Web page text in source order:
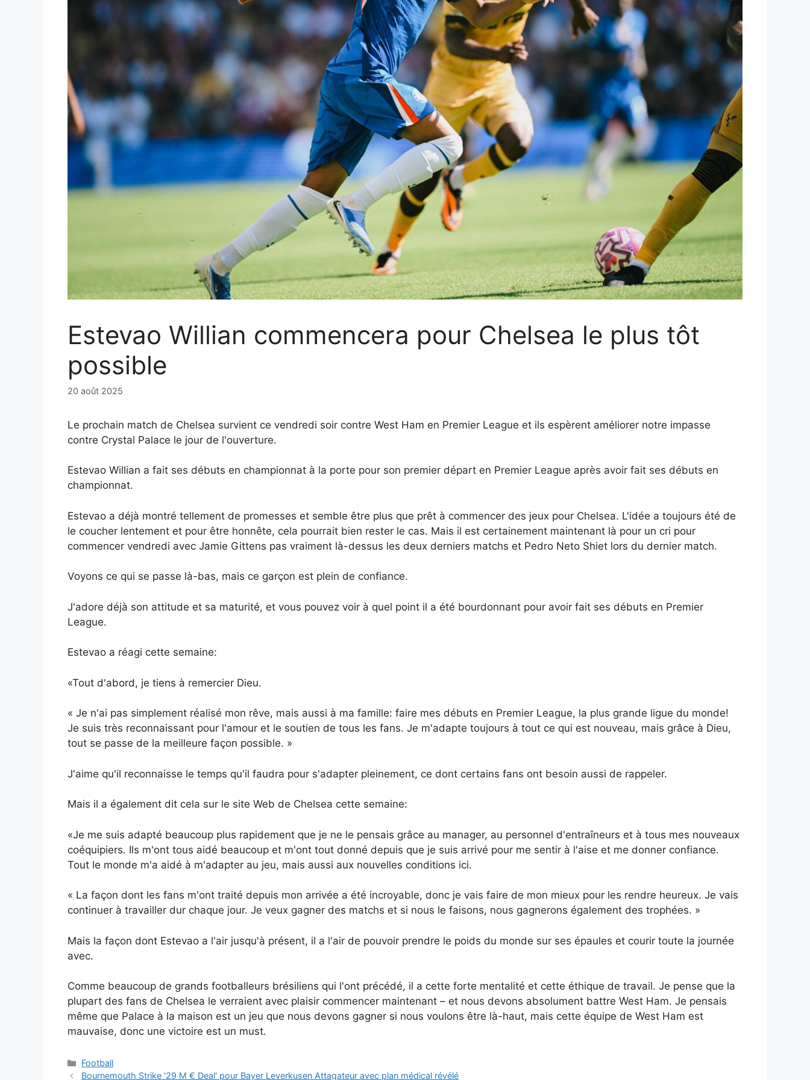
Estevao Willian commencera pour Chelsea le plus tôt
possible
20 août 2025
Le prochain match de Chelsea survient ce vendredi soir contre West Ham en Premier League et ils espèrent améliorer notre impasse
contre Crystal Palace le jour de l'ouverture.
Estevao Willian a fait ses débuts en championnat à la porte pour son premier départ en Premier League après avoir fait ses débuts en
championnat.
Estevao a déjà montré tellement de promesses et semble être plus que prêt à commencer des jeux pour Chelsea. L'idée a toujours été de
le coucher lentement et pour être honnête, cela pourrait bien rester le cas. Mais il est certainement maintenant là pour un cri pour
commencer vendredi avec Jamie Gittens pas vraiment là-dessus les deux derniers matchs et Pedro Neto Shiet lors du dernier match.
Voyons ce qui se passe là-bas, mais ce garçon est plein de confiance.
J'adore déjà son attitude et sa maturité, et vous pouvez voir à quel point il a été bourdonnant pour avoir fait ses débuts en Premier
League.
Estevao a réagi cette semaine:
«Tout d'abord, je tiens à remercier Dieu.
« Je n'ai pas simplement réalisé mon rêve, mais aussi à ma famille: faire mes débuts en Premier League, la plus grande ligue du monde!
Je suis très reconnaissant pour l'amour et le soutien de tous les fans. Je m'adapte toujours à tout ce qui est nouveau, mais grâce à Dieu,
tout se passe de la meilleure façon possible. »
J'aime qu'il reconnaisse le temps qu'il faudra pour s'adapter pleinement, ce dont certains fans ont besoin aussi de rappeler.
Mais il a également dit cela sur le site Web de Chelsea cette semaine:
«Je me suis adapté beaucoup plus rapidement que je ne le pensais grâce au manager, au personnel d'entraîneurs et à tous mes nouveaux
coéquipiers. Ils m'ont tous aidé beaucoup et m'ont tout donné depuis que je suis arrivé pour me sentir à l'aise et me donner confiance.
Tout le monde m'a aidé à m'adapter au jeu, mais aussi aux nouvelles conditions ici.
« La façon dont les fans m'ont traité depuis mon arrivée a été incroyable, donc je vais faire de mon mieux pour les rendre heureux. Je vais
continuer à travailler dur chaque jour. Je veux gagner des matchs et si nous le faisons, nous gagnerons également des trophées. »
Mais la façon dont Estevao a l'air jusqu'à présent, il a l'air de pouvoir prendre le poids du monde sur ses épaules et courir toute la journée
avec.
Comme beaucoup de grands footballeurs brésiliens qui l'ont précédé, il a cette forte mentalité et cette éthique de travail. Je pense que la
plupart des fans de Chelsea le verraient avec plaisir commencer maintenant – et nous devons absolument battre West Ham. Je pensais
même que Palace à la maison est un jeu que nous devons gagner si nous voulons être là-haut, mais cette équipe de West Ham est
mauvaise, donc une victoire est un must.
Catégories
Football
Bournemouth Strike '29 M € Deal' pour Bayer Leverkusen Attagateur avec plan médical révélé